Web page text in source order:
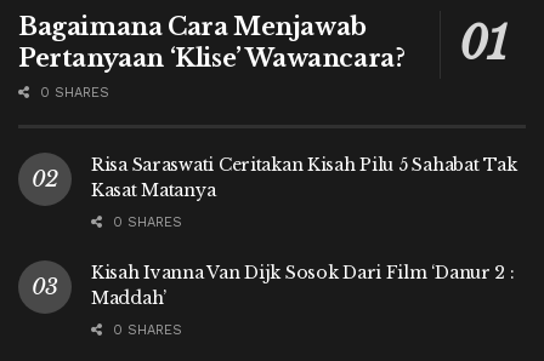
Bagaimana Cara Menjawab
Pertanyaan ‘Klise’ Wawancara?
0 SHARES
Risa Saraswati Ceritakan Kisah Pilu 5 Sahabat Tak
Kasat Matanya
0 SHARES
Kisah Ivanna Van Dijk Sosok Dari Film ‘Danur 2 :
Maddah’
0 SHARES